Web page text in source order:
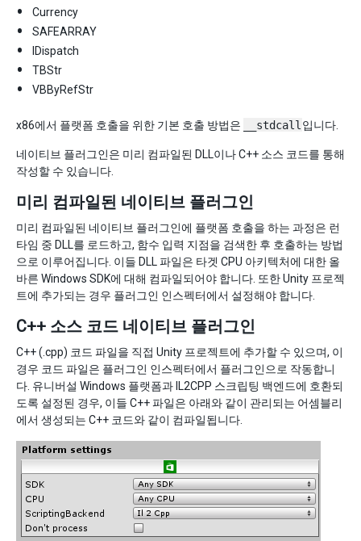
Currency
SAFEARRAY
IDispatch
TBStr
VBByRefStr
x86에서 플랫폼 호출을 위한 기본 호출 방법은 __stdcall 입니다.
네이티브 플러그인은 미리 컴파일된 DLL이나 C++ 소스 코드를 통해
작성할 수 있습니다.
미리 컴파일된 네이티브 플러그인
미리 컴파일된 네이티브 플러그인에 플랫폼 호출을 하는 과정은 런
타임 중 DLL를 로드하고, 함수 입력 지점을 검색한 후 호출하는 방법
으로 이루어집니다. 이들 DLL 파일은 타겟 CPU 아키텍처에 대한 올
바른 Windows SDK에 대해 컴파일되어야 합니다. 또한 Unity 프로젝
트에 추가되는 경우 플러그인 인스펙터에서 설정해야 합니다.
C++ 소스 코드 네이티브 플러그인
C++ (.cpp) 코드 파일을 직접 Unity 프로젝트에 추가할 수 있으며, 이
경우 코드 파일은 플러그인 인스펙터에서 플러그인으로 작동합니
다. 유니버설 Windows 플랫폼과 IL2CPP 스크립팅 백엔드에 호환되
도록 설정된 경우, 이들 C++ 파일은 아래와 같이 관리되는 어셈블리
에서 생성되는 C++ 코드와 같이 컴파일됩니다.